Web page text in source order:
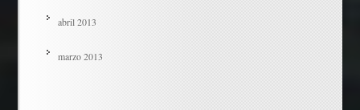
abril 2013
marzo 2013